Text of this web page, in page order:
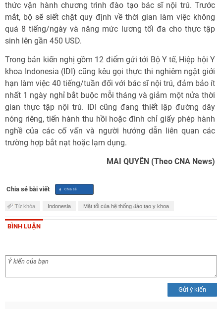
thức vận hành chương trình đào tạo bác sĩ nội trú. Trước
mắt, bộ sẽ siết chặt quy định về thời gian làm việc không
quá 8 tiếng/ngày và nâng mức lương tối đa cho thực tập
sinh lên gần 450 USD.
Trong bản kiến nghị gồm 12 điểm gửi tới Bộ Y tế, Hiệp hội Y
khoa Indonesia (IDI) cũng kêu gọi thực thi nghiêm ngặt giới
hạn làm việc 40 tiếng/tuần đối với bác sĩ nội trú, đảm bảo ít
nhất 1 ngày nghỉ bắt buộc mỗi tháng và giảm một nửa thời
gian thực tập nội trú. IDI cũng đang thiết lập đường dây
nóng riêng, tiến hành thu hồi hoặc đình chỉ giấy phép hành
nghề của các cố vấn và người hướng dẫn liên quan các
trường hợp bắt nạt hoặc lạm dụng.
MAI QUYÊN (Theo CNA News)
Chia sẻ bài viết
Từ khóa Indonesia Mặt tối của hệ thống đào tạo y khoa
BÌNH LUẬN
Gửi ý kiến